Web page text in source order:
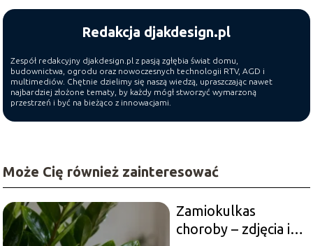
Redakcja djakdesign.pl
Zespół redakcyjny djakdesign.pl z pasją zgłębia świat domu,
budownictwa, ogrodu oraz nowoczesnych technologii RTV, AGD i
multimediów. Chętnie dzielimy się naszą wiedzą, upraszczając nawet
najbardziej złożone tematy, by każdy mógł stworzyć wymarzoną
przestrzeń i być na bieżąco z innowacjami.
Może Cię również zainteresować
Zamiokulkas
choroby – zdjęcia i